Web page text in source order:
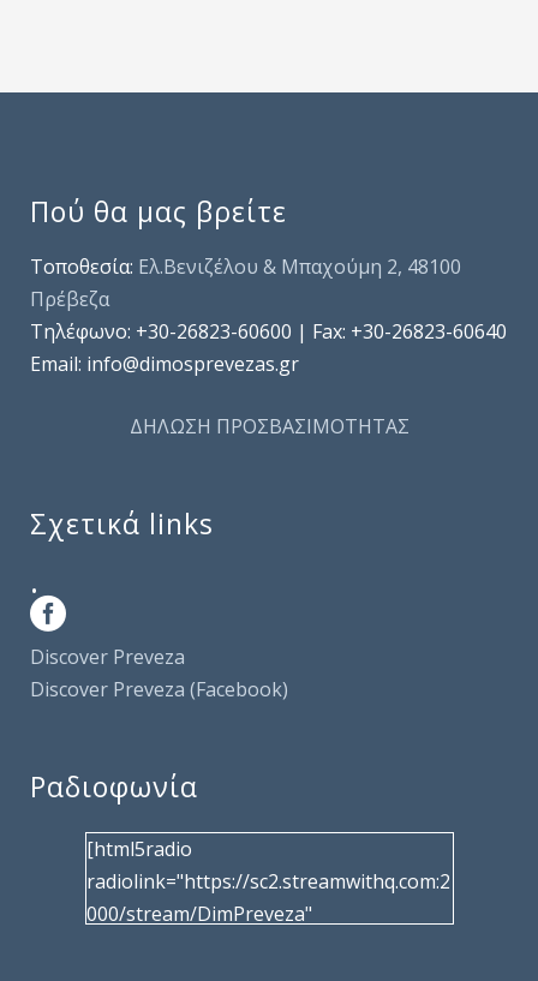
Πού θα μας βρείτε
Τοποθεσία: Ελ.Βενιζέλου & Μπαχούμη 2, 48100
Πρέβεζα
Τηλέφωνo: +30-26823-60600 | Fax: +30-26823-60640
Email: info@dimosprevezas.gr
ΔΗΛΩΣΗ ΠΡΟΣΒΑΣΙΜΟΤΗΤΑΣ
Σχετικά links
.
Discover Preveza
Discover Preveza (Facebook)
Ραδιοφωνία
[html5radio
radiolink="https://sc2.streamwithq.com:2
000/stream/DimPreveza"